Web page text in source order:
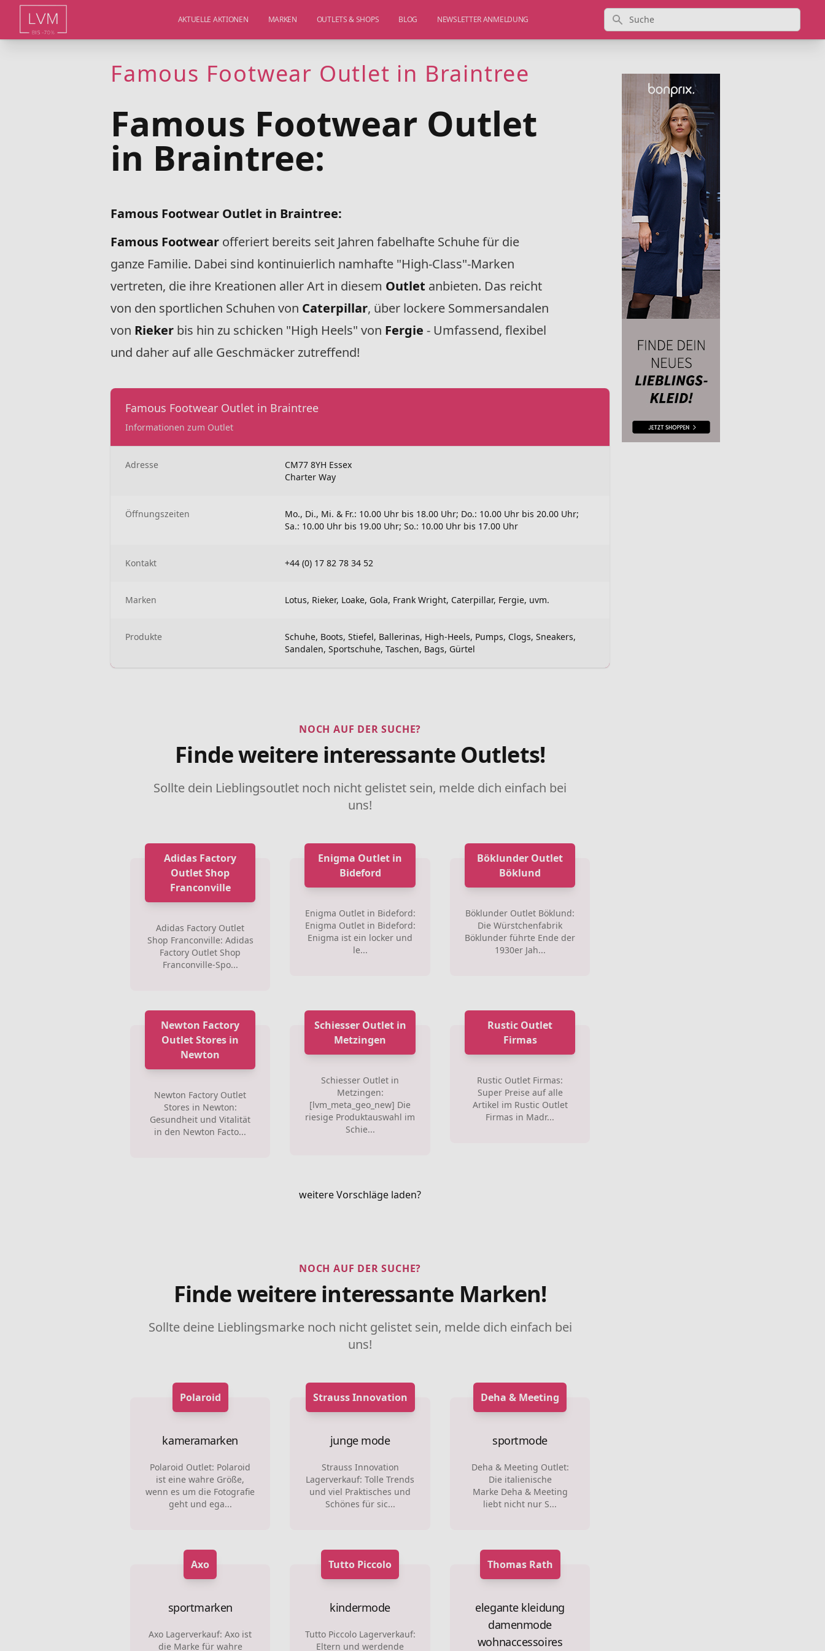
AKTUELLE AKTIONEN MARKEN OUTLETS & SHOPS BLOG NEWSLETTER ANMELDUNG Suche
Famous Footwear Outlet in Braintree
Famous Footwear Outlet
in Braintree:
Famous Footwear Outlet in Braintree:
Famous Footwear offeriert bereits seit Jahren fabelhafte Schuhe für die
ganze Familie. Dabei sind kontinuierlich namhafte "High-Class"-Marken
vertreten, die ihre Kreationen aller Art in diesem Outlet anbieten. Das reicht
von den sportlichen Schuhen von Caterpillar, über lockere Sommersandalen
von Rieker bis hin zu schicken "High Heels" von Fergie - Umfassend, flexibel
und daher auf alle Geschmäcker zutreffend!
Famous Footwear Outlet in Braintree
Informationen zum Outlet
Adresse
CM77 8YH Essex
Charter Way
Öffnungszeiten
Mo., Di., Mi. & Fr.: 10.00 Uhr bis 18.00 Uhr; Do.: 10.00 Uhr bis 20.00 Uhr;
Sa.: 10.00 Uhr bis 19.00 Uhr; So.: 10.00 Uhr bis 17.00 Uhr
Kontakt +44 (0) 17 82 78 34 52
Marken Lotus, Rieker, Loake, Gola, Frank Wright, Caterpillar, Fergie, uvm.
Produkte
Schuhe, Boots, Stiefel, Ballerinas, High-Heels, Pumps, Clogs, Sneakers,
Sandalen, Sportschuhe, Taschen, Bags, Gürtel
NOCH AUF DER SUCHE?
Finde weitere interessante Outlets!
Sollte dein Lieblingsoutlet noch nicht gelistet sein, melde dich einfach bei
uns!
Adidas Factory
Outlet Shop
Franconville
Adidas Factory Outlet
Shop Franconville: Adidas
Factory Outlet Shop
Franconville-Spo...
Enigma Outlet in
Bideford
Enigma Outlet in Bideford:
Enigma Outlet in Bideford:
Enigma ist ein locker und
le...
Böklunder Outlet
Böklund
Böklunder Outlet Böklund:
Die Würstchenfabrik
Böklunder führte Ende der
1930er Jah...
Newton Factory
Outlet Stores in
Newton
Newton Factory Outlet
Stores in Newton:
Gesundheit und Vitalität
in den Newton Facto...
Schiesser Outlet in
Metzingen
Schiesser Outlet in
Metzingen:
[lvm_meta_geo_new] Die
riesige Produktauswahl im
Schie...
Rustic Outlet
Firmas
Rustic Outlet Firmas:
Super Preise auf alle
Artikel im Rustic Outlet
Firmas in Madr...
weitere Vorschläge laden?
NOCH AUF DER SUCHE?
Finde weitere interessante Marken!
Sollte deine Lieblingsmarke noch nicht gelistet sein, melde dich einfach bei
uns!
Polaroid
kameramarken
Polaroid Outlet: Polaroid
ist eine wahre Größe,
wenn es um die Fotografie
geht und ega...
Strauss Innovation
junge mode
Strauss Innovation
Lagerverkauf: Tolle Trends
und viel Praktisches und
Schönes für sic...
Deha & Meeting
sportmode
Deha & Meeting Outlet:
Die italienische
Marke Deha & Meeting
liebt nicht nur S...
Axo
sportmarken
Axo Lagerverkauf: Axo ist
die Marke für wahre
Tutto Piccolo
kindermode
Tutto Piccolo Lagerverkauf:
Eltern und werdende
Thomas Rath
elegante kleidung
damenmode
wohnaccessoires